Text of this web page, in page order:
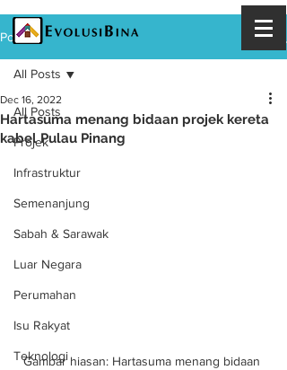
Post
All Posts
Projek
Infrastruktur
Semenanjung
Sabah & Sarawak
Luar Negara
Perumahan
Isu Rakyat
Teknologi
All Posts
Hartasuma menang bidaan projek kereta
kabel Pulau Pinang
Dec 16, 2022
Gambar hiasan: Hartasuma menang bidaan